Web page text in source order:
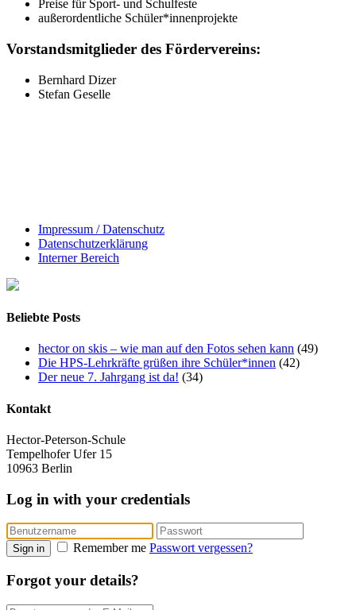
Preise für Sport- und Schulfeste
außerordentliche Schüler*innenprojekte
Vorstandsmitglieder des Fördervereins:
Bernhard Dizer
Stefan Geselle
Impressum / Datenschutz
Datenschutzerklärung
Interner Bereich
Beliebte Posts
hector on skis – wie man auf den Fotos sehen kann (49)
Die HPS-Lehrkräfte grüßen ihre Schüler*innen (42)
Der neue 7. Jahrgang ist da! (34)
Kontakt
Hector-Peterson-Schule
Tempelhofer Ufer 15
10963 Berlin
Log in with your credentials
Sign in Remember me Passwort vergessen?
Forgot your details?